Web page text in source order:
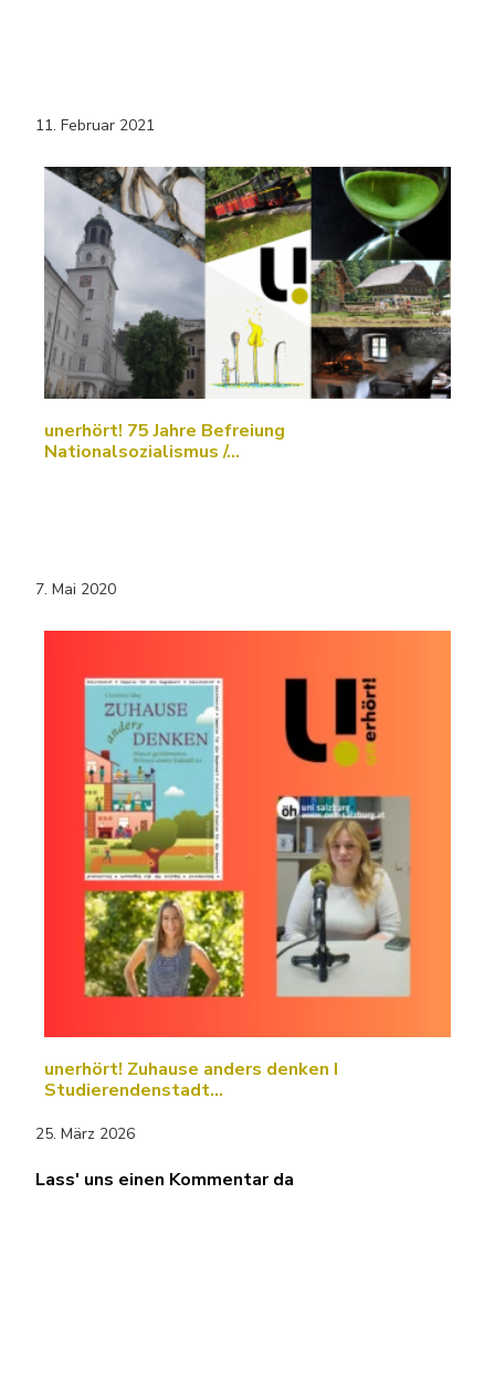
11. Februar 2021
unerhört! 75 Jahre Befreiung
Nationalsozialismus /…
7. Mai 2020
unerhört! Zuhause anders denken I
Studierendenstadt…
25. März 2026
Lass' uns einen Kommentar da